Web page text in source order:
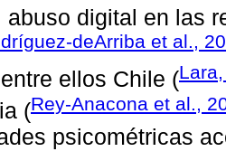
abuso digital en las
deArriba et al.,
ellos Chile (
(Rey-Anacona et al.,
psicométricas